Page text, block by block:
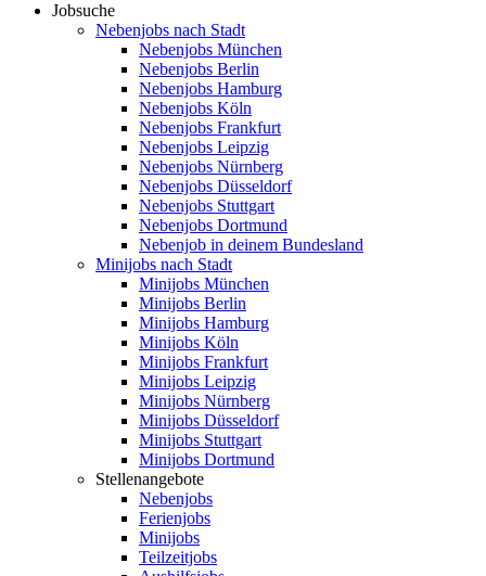
Jobsuche
Nebenjobs nach Stadt
Nebenjobs München
Nebenjobs Berlin
Nebenjobs Hamburg
Nebenjobs Köln
Nebenjobs Frankfurt
Nebenjobs Leipzig
Nebenjobs Nürnberg
Nebenjobs Düsseldorf
Nebenjobs Stuttgart
Nebenjobs Dortmund
Nebenjob in deinem Bundesland
Minijobs nach Stadt
Minijobs München
Minijobs Berlin
Minijobs Hamburg
Minijobs Köln
Minijobs Frankfurt
Minijobs Leipzig
Minijobs Nürnberg
Minijobs Düsseldorf
Minijobs Stuttgart
Minijobs Dortmund
Stellenangebote
Nebenjobs
Ferienjobs
Minijobs
Teilzeitjobs